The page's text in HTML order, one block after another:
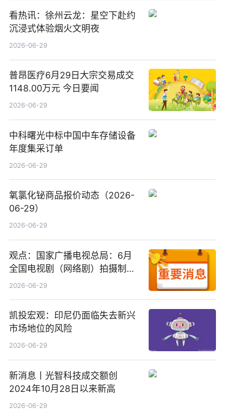
看热讯：徐州云龙：星空下赴约
沉浸式体验烟火文明夜
2026-06-29
普昂医疗6月29日大宗交易成交
1148.00万元 今日要闻
2026-06-29
中科曙光中标中国中车存储设备
年度集采订单
2026-06-29
氧氯化铋商品报价动态（2026-
06-29）
2026-06-29
观点：国家广播电视总局：6月
全国电视剧（网络剧）拍摄制作
备案公示剧目197部
2026-06-29
凯投宏观：印尼仍面临失去新兴
市场地位的风险
2026-06-29
新消息丨光智科技成交额创
2024年10月28日以来新高
2026-06-29